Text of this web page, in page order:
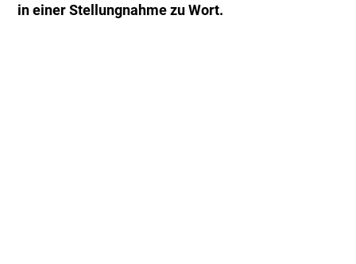
in einer Stellungnahme zu Wort.